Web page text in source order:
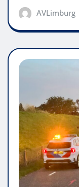
AVLimburg